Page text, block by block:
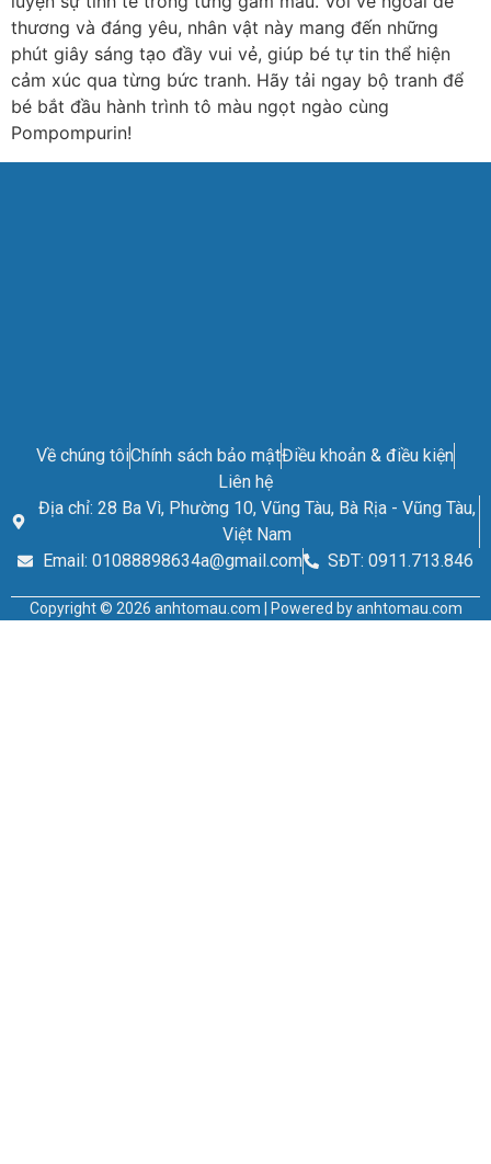
thương và đáng yêu, nhân vật này mang đến những
phút giây sáng tạo đầy vui vẻ, giúp bé tự tin thể hiện
cảm xúc qua từng bức tranh. Hãy tải ngay bộ tranh để
bé bắt đầu hành trình tô màu ngọt ngào cùng
Pompompurin!
Về chúng tôiChính sách bảo mậtĐiều khoản & điều kiện
Liên hệ
Địa chỉ: 28 Ba Vì, Phường 10, Vũng Tàu, Bà Rịa - Vũng Tàu,
Việt Nam
Email: 01088898634a@gmail.com
SĐT: 0911.713.846
Copyright © 2026 anhtomau.com | Powered by anhtomau.com